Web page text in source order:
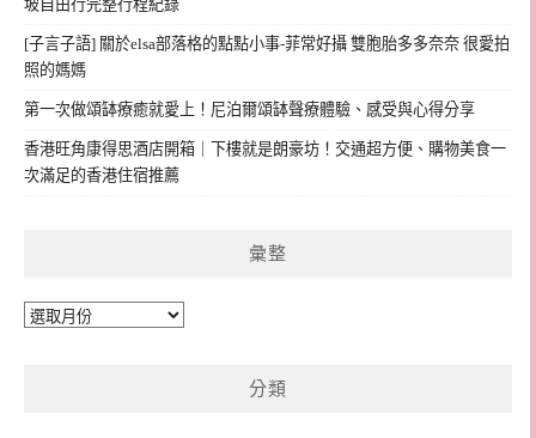
坡自由行完整行程紀錄
[子言子語] 關於elsa部落格的點點小事-菲常好攝 雙胞胎多多奈奈 很愛拍
照的媽媽
第一次做頌缽療癒就愛上！尼泊爾頌缽聲療體驗、感受與心得分享
香港旺角康得思酒店開箱｜下樓就是朗豪坊！交通超方便、購物美食一
次滿足的香港住宿推薦
彙整
彙
分類